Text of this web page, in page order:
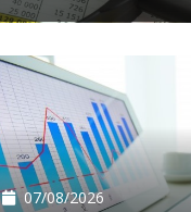
07/08/2026